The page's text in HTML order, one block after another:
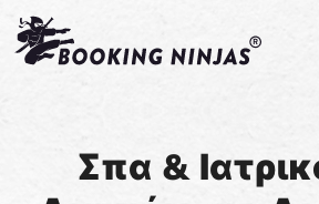
Σπα &